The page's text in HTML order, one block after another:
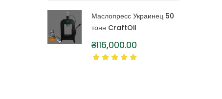
Маслопресс Украинец 50
тонн CraftOil
₴116,000.00